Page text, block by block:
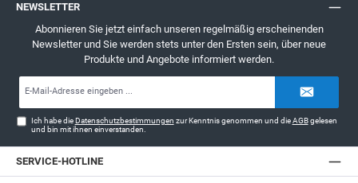
NEWSLETTER
Abonnieren Sie jetzt einfach unseren regelmäßig erscheinenden
Newsletter und Sie werden stets unter den Ersten sein, über neue
Produkte und Angebote informiert werden.
Ich habe dieDatenschutzbestimmungen zur Kenntnis genommen und dieAGBgelesen
und bin mit ihnen einverstanden.
SERVICE-HOTLINE